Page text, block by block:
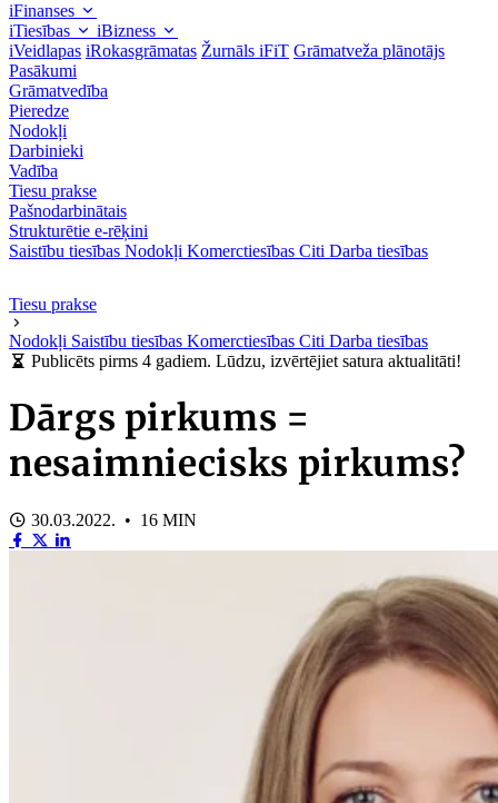
iFinanses
iTiesības
iBizness
iVeidlapas iRokasgrāmatas Žurnāls iFiT Grāmatveža plānotājs
Pasākumi
Grāmatvedība
Pieredze
Nodokļi
Darbinieki
Vadība
Tiesu prakse
Pašnodarbinātais
Strukturētie e-rēķini
Saistību tiesības Nodokļi Komerctiesības Citi Darba tiesības
Tiesu prakse
Nodokļi Saistību tiesības Komerctiesības Citi Darba tiesības
Publicēts pirms 4 gadiem. Lūdzu, izvērtējiet satura aktualitāti!
Dārgs pirkums =
nesaimniecisks pirkums?
30.03.2022. • 16 MIN